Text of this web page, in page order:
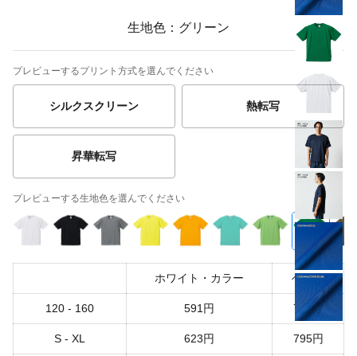
生地色：グリーン
プレビューするプリント方式を選んでください
シルクスクリーン 熱転写
昇華転写
プレビューする生地色を選んでください
ホワイト・カラー ヘザー
120 - 160 591円 763円
S - XL 623円 795円